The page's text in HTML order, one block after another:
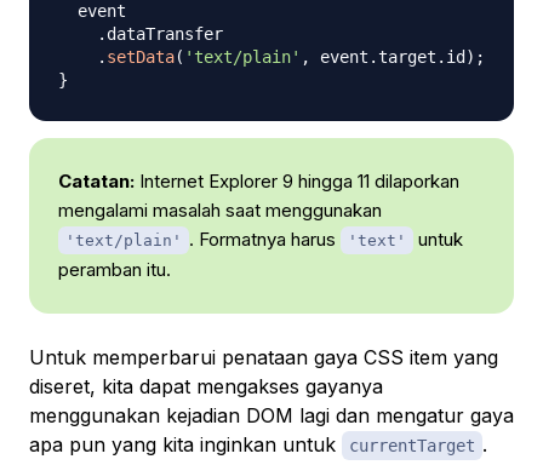
  event
. dataTransfer
. setData( 'text/plain' , event .target . id ) ;
}
Catatan: Internet Explorer 9 hingga 11 dilaporkan
mengalami masalah saat menggunakan
'text/plain' . Formatnya harus 'text'
untuk
peramban itu.
Untuk memperbarui penataan gaya CSS item yang
diseret, kita dapat mengakses gayanya
menggunakan kejadian DOM lagi dan mengatur gaya
apa pun yang kita inginkan untuk
currentTarget .